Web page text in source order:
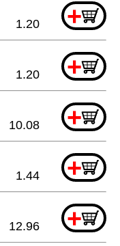
+
1.20
+
1.20
+
10.08
+
1.44
+
12.96